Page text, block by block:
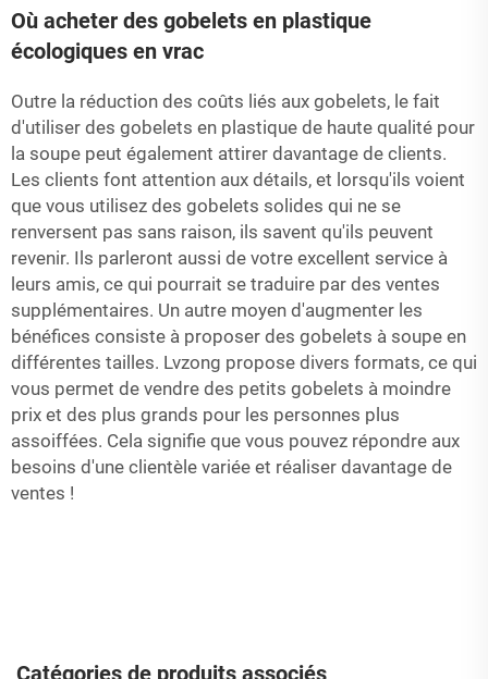
Où acheter des gobelets en plastique
écologiques en vrac
Outre la réduction des coûts liés aux gobelets, le fait
d'utiliser des gobelets en plastique de haute qualité pour
la soupe peut également attirer davantage de clients.
Les clients font attention aux détails, et lorsqu'ils voient
que vous utilisez des gobelets solides qui ne se
renversent pas sans raison, ils savent qu'ils peuvent
revenir. Ils parleront aussi de votre excellent service à
leurs amis, ce qui pourrait se traduire par des ventes
supplémentaires. Un autre moyen d'augmenter les
bénéfices consiste à proposer des gobelets à soupe en
différentes tailles. Lvzong propose divers formats, ce qui
vous permet de vendre des petits gobelets à moindre
prix et des plus grands pour les personnes plus
assoiffées. Cela signifie que vous pouvez répondre aux
besoins d'une clientèle variée et réaliser davantage de
ventes !
Catégories de produits associés